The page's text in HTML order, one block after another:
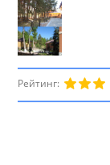
Рейтинг: